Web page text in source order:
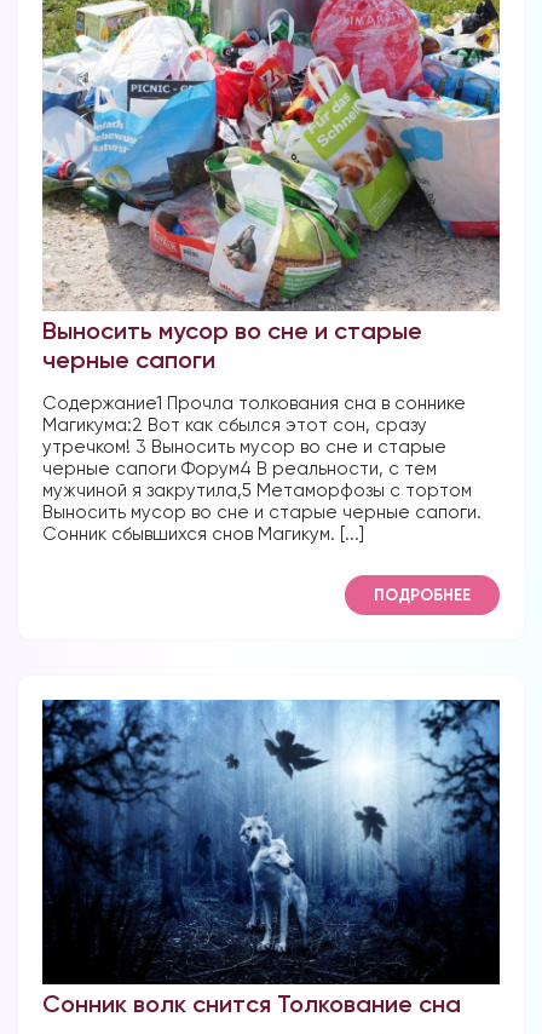
Выносить мусор во сне и старые
черные сапоги
Содержание1 Прочла толкования сна в соннике
Магикума:2 Вот как сбылся этот сон, сразу
утречком! 3 Выносить мусор во сне и старые
черные сапоги Форум4 В реальности, с тем
мужчиной я закрутила,5 Метаморфозы с тортом
Выносить мусор во сне и старые черные сапоги.
Сонник сбывшихся снов Магикум. [...]
ПОДРОБНЕЕ
Сонник волк снится Толкование сна